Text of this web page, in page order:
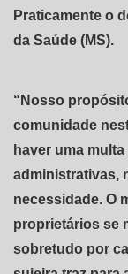
Praticamente o
da Saúde (MS).
“Nosso
comunidade
haver uma
administrativas,
necessidade. O
proprietários se
sobretudo por